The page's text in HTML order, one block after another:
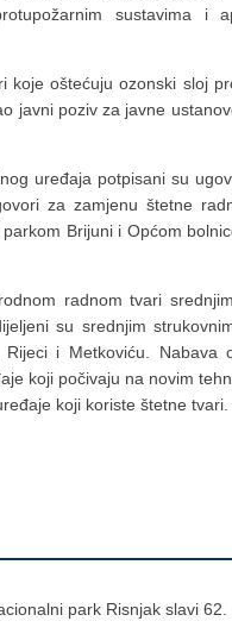
sustavima i
koje oštećuju ozonski sloj
javni poziv za javne
uređaja potpisani su
za zamjenu štetne
Brijuni i Općom
radnom tvari
su srednjim
i Metkoviću. Nabava
koji počivaju na novim
koji koriste štetne tvari.
park Risnjak slavi